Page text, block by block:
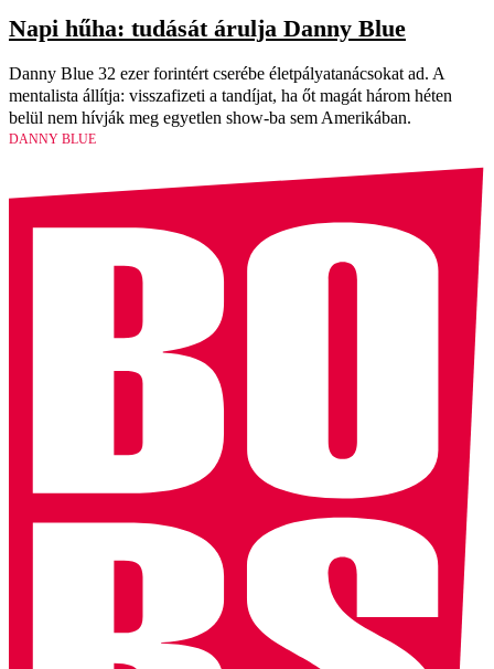
Napi hűha: tudását árulja Danny Blue
Danny Blue 32 ezer forintért cserébe életpályatanácsokat ad. A
mentalista állítja: visszafizeti a tandíjat, ha őt magát három héten
belül nem hívják meg egyetlen show-ba sem Amerikában.
DANNY BLUE